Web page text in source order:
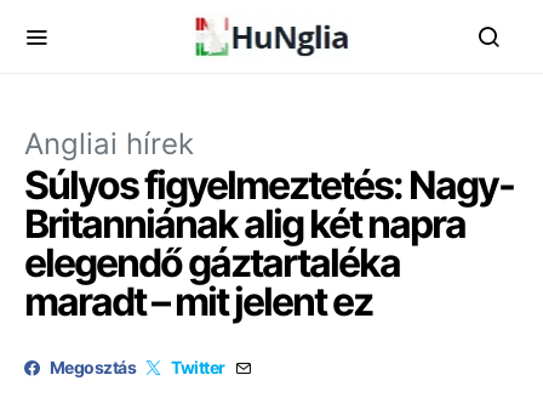
Angliai hírek
Súlyos figyelmeztetés: Nagy-
Britanniának alig két napra
elegendő gáztartaléka
maradt – mit jelent ez
Megosztás Twitter